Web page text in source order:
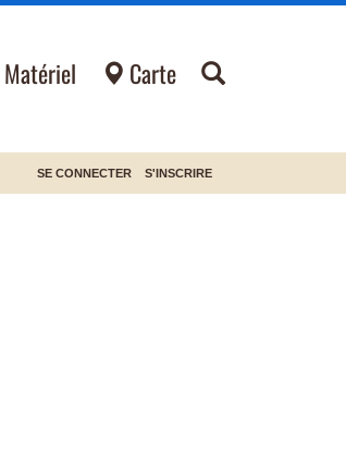
Matériel Carte
SE CONNECTER S'INSCRIRE